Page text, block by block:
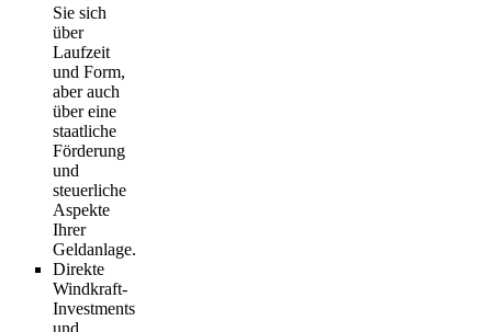
Sie sich
über
Laufzeit
und Form,
aber auch
über eine
staatliche
Förderung
und
steuerliche
Aspekte
Ihrer
Geldanlage.
Direkte
Windkraft-
Investments
und